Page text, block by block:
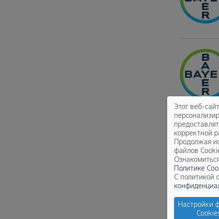
Этот веб-
корректной
Продолжая
файлов
Политике
С политикой
Настройки